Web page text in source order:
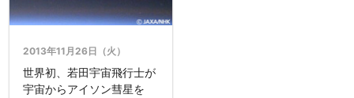
2013年11月26日（火）
世界初、若田宇宙飛行士が
宇宙からアイソン彗星を